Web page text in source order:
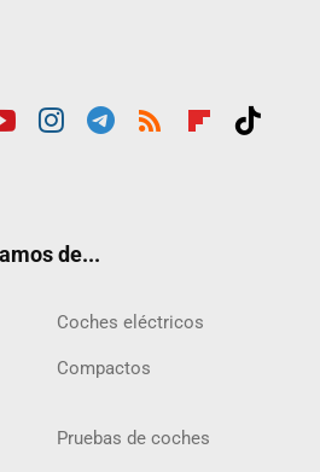
de...
Coches eléctricos
Compactos
Pruebas de coches